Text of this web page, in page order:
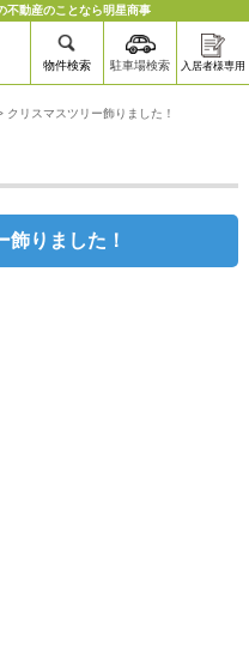
不動産のことなら明星商事
物件検索 駐車場検索 入居者様専用
クリスマスツリー飾りました！
飾りました！